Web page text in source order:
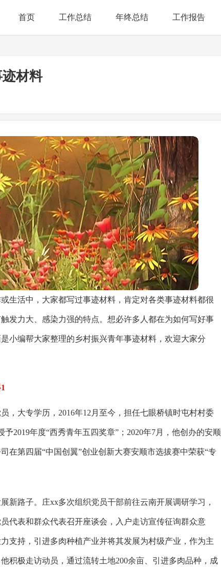
首页 工作总结 年终总结 工作报告
材料
生活中，大家都写过事迹材料，肯定对各类事迹材料都很
发力大、感染力强的特点。想必许多人都在为如何写好事
小编帮大家整理的乡村振兴青年事迹材料，欢迎大家分
，大专学历，2016年12月至今，担任七眼桥镇时屯村村委
予2019年度“西秀青年五四奖章”；2020年7月，他创办的安顺
在第四届“中国创翼”创业创新大赛安顺市选拔赛中荣获“专
新路子。庄xx多次组织党员干部前往云南开展调研学习，
代表和群众代表召开座谈会，入户走访宣传征询群众意
支持，引进多肉种植产业并将其发展为村级产业，作为主
积极走访动员，通过流转土地200余亩、引进多肉品种，成